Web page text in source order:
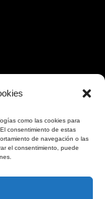
como las cookies para
consentimiento de estas
de navegación o las
el consentimiento, puede